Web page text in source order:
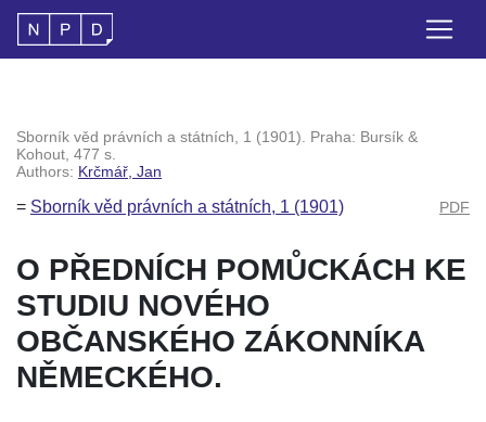
Sborník věd právních a státních, 1 (1901). Praha: Bursík &
Kohout, 477 s.
Authors: Krčmář, Jan
= Sborník věd právních a státních, 1 (1901) PDF
O PŘEDNÍCH POMŮCKÁCH KE
STUDIU NOVÉHO
OBČANSKÉHO ZÁKONNÍKA
NĚMECKÉHO.